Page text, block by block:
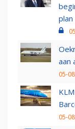
plan
aan
05-
05-